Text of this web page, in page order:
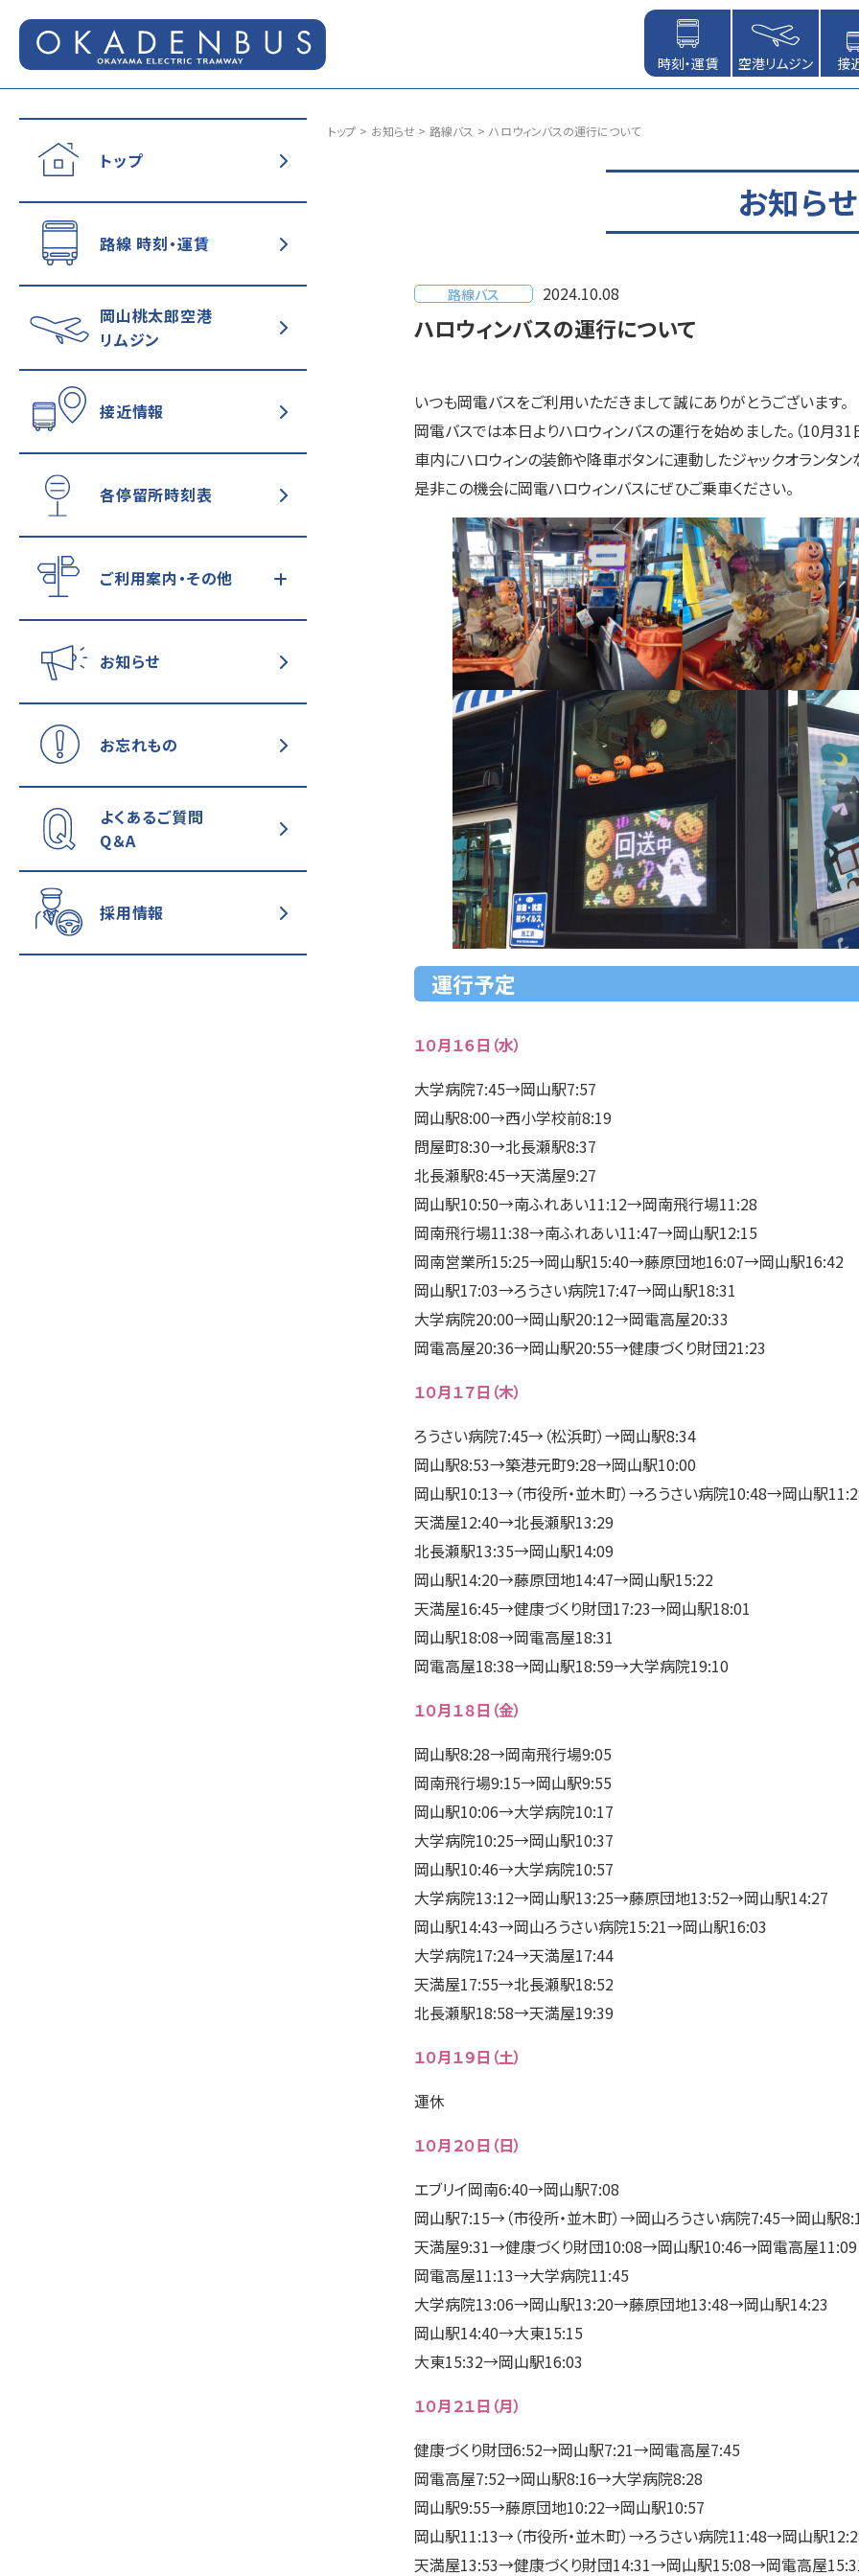
時刻・運賃 空港リムジン 接
トップ お知らせ 路線バス ハロウィンバスの運行について
お知らせ
路線バス 2024.10.08
ハロウィンバスの運行について
いつも岡電バスをご利用いただきまして誠にありがとうございます。
岡電バスでは本日よりハロウィンバスの運行を始めました。（10月
車内にハロウィンの装飾や降車ボタンに連動したジャックオランタ
是非この機会に岡電ハロウィンバスにぜひご乗車ください。
運行予定
１０月１６日（水）
大学病院7:45→岡山駅7:57
岡山駅8:00→西小学校前8:19
問屋町8:30→北長瀬駅8:37
北長瀬駅8:45→天満屋9:27
岡山駅10:50→南ふれあい11:12→岡南飛行場11:28
岡南飛行場11:38→南ふれあい11:47→岡山駅12:15
岡南営業所15:25→岡山駅15:40→藤原団地16:07→岡山駅16:42
岡山駅17:03→ろうさい病院17:47→岡山駅18:31
大学病院20:00→岡山駅20:12→岡電高屋20:33
岡電高屋20:36→岡山駅20:55→健康づくり財団21:23
１０月１７日（木）
ろうさい病院7:45→（松浜町）→岡山駅8:34
岡山駅8:53→築港元町9:28→岡山駅10:00
岡山駅10:13→（市役所・並木町）→ろうさい病院10:48→岡山駅
天満屋12:40→北長瀬駅13:29
北長瀬駅13:35→岡山駅14:09
岡山駅14:20→藤原団地14:47→岡山駅15:22
天満屋16:45→健康づくり財団17:23→岡山駅18:01
岡山駅18:08→岡電高屋18:31
岡電高屋18:38→岡山駅18:59→大学病院19:10
１０月１８日（金）
岡山駅8:28→岡南飛行場9:05
岡南飛行場9:15→岡山駅9:55
岡山駅10:06→大学病院10:17
大学病院10:25→岡山駅10:37
岡山駅10:46→大学病院10:57
大学病院13:12→岡山駅13:25→藤原団地13:52→岡山駅14:27
岡山駅14:43→岡山ろうさい病院15:21→岡山駅16:03
大学病院17:24→天満屋17:44
天満屋17:55→北長瀬駅18:52
北長瀬駅18:58→天満屋19:39
１０月１９日（土）
運休
１０月２０日（日）
エブリイ岡南6:40→岡山駅7:08
岡山駅7:15→（市役所・並木町）→岡山ろうさい病院7:45→岡山駅
天満屋9:31→健康づくり財団10:08→岡山駅10:46→岡電高屋11:09
岡電高屋11:13→大学病院11:45
大学病院13:06→岡山駅13:20→藤原団地13:48→岡山駅14:23
岡山駅14:40→大東15:15
大東15:32→岡山駅16:03
１０月２１日（月）
健康づくり財団6:52→岡山駅7:21→岡電高屋7:45
岡電高屋7:52→岡山駅8:16→大学病院8:28
岡山駅9:55→藤原団地10:22→岡山駅10:57
岡山駅11:13→（市役所・並木町）→ろうさい病院11:48→岡山駅
天満屋13:53→健康づくり財団14:31→岡山駅15:08→岡電高屋
トップ
路線 時刻・運賃
岡山桃太郎空港
リムジン
接近情報
各停留所時刻表
ご利用案内・その他
お知らせ
お忘れもの
よくあるご質問
Q＆A
採用情報